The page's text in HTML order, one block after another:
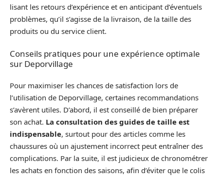
lisant les retours d’expérience et en anticipant d’éventuels
problèmes, qu’il s’agisse de la livraison, de la taille des
produits ou du service client.
Conseils pratiques pour une expérience optimale
sur Deporvillage
Pour maximiser les chances de satisfaction lors de
l’utilisation de Deporvillage, certaines recommandations
s’avèrent utiles. D’abord, il est conseillé de bien préparer
son achat. La consultation des guides de taille est
indispensable, surtout pour des articles comme les
chaussures où un ajustement incorrect peut entraîner des
complications. Par la suite, il est judicieux de chronométrer
les achats en fonction des saisons, afin d’éviter que le colis